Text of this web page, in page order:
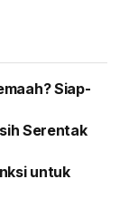
Siap-
Serentak
untuk